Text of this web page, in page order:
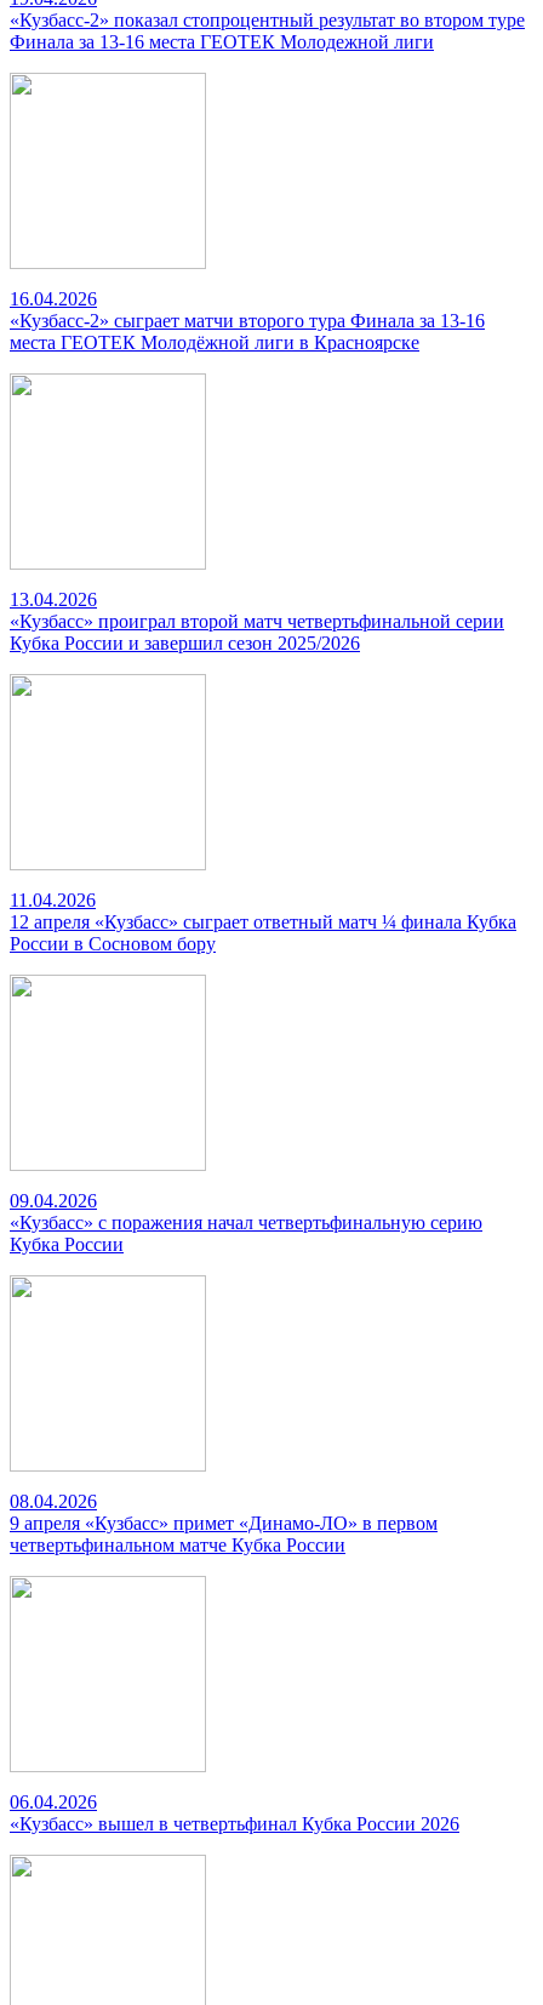
«Кузбасс-2» показал стопроцентный результат во втором туре
Финала за 13-16 места ГЕОТЕК Молодежной лиги
16.04.2026
«Кузбасс-2» сыграет матчи второго тура Финала за 13-16
места ГЕОТЕК Молодёжной лиги в Красноярске
13.04.2026
«Кузбасс» проиграл второй матч четвертьфинальной серии
Кубка России и завершил сезон 2025/2026
11.04.2026
12 апреля «Кузбасс» сыграет ответный матч ¼ финала Кубка
России в Сосновом бору
09.04.2026
«Кузбасс» с поражения начал четвертьфинальную серию
Кубка России
08.04.2026
9 апреля «Кузбасс» примет «Динамо-ЛО» в первом
четвертьфинальном матче Кубка России
06.04.2026
«Кузбасс» вышел в четвертьфинал Кубка России 2026